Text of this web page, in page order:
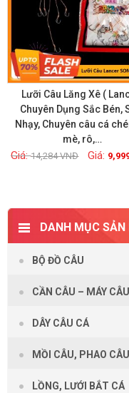
Xem chi tiết
Lưỡi Câu Lăng Xê (
Chuyên Dụng Sắc Bén,
Nhạy, Chuyên câu cá
mè, rô,…
14,284VNĐ
DANH MỤC SẢN
BỘ ĐỒ CÂU
CẦN CÂU – MÁY CÂU
DÂY CÂU CÁ
MỒI CÂU, PHAO CÂU
LỒNG, LƯỚI BẮT CÁ